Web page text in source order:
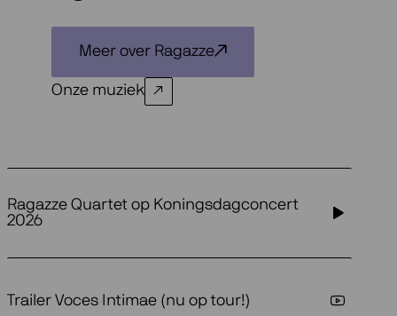
Meer over Ragazze
Onze muziek
Ragazze Quartet op Koningsdagconcert
2026
Trailer Voces Intimae (nu op tour!)